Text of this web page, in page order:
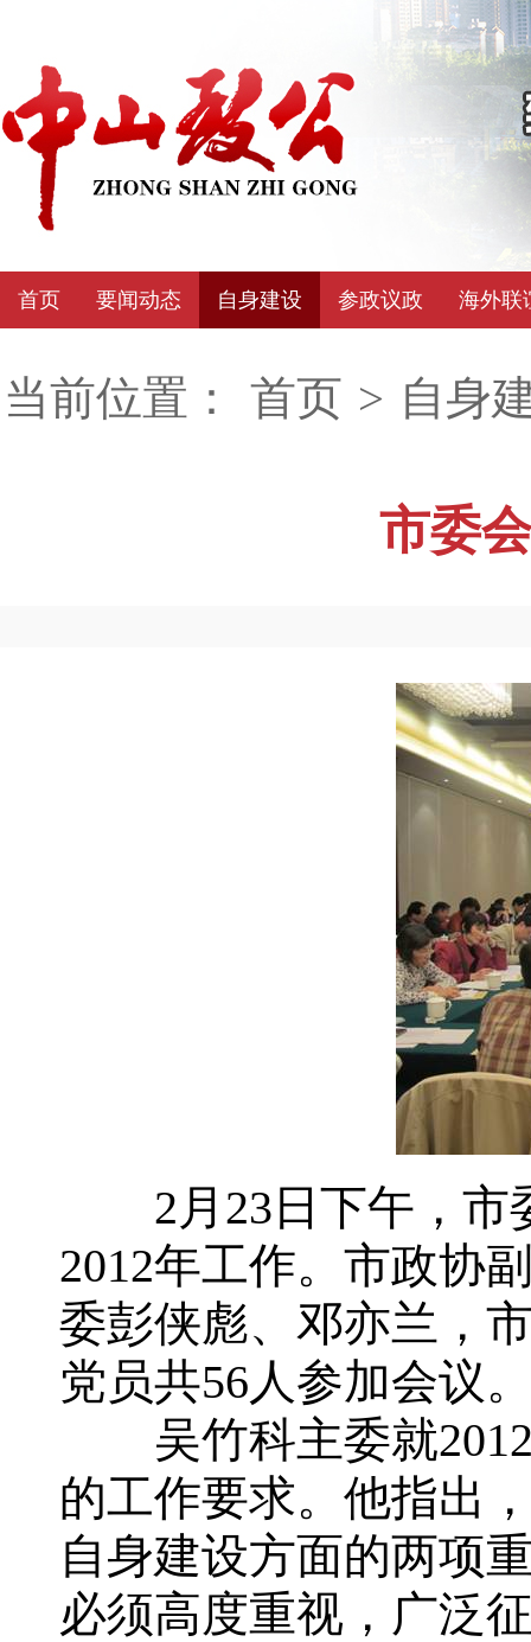
首页 要闻动态 自身建设 参政议政 海外联
当前位置： 首页 > 自身
市委
2月23日下午，市
2012年工作。市政协
委彭侠彪、邓亦兰，
党员共56人参加会议
吴竹科主委就2012
的工作要求。他指出
自身建设方面的两项
必须高度重视，广泛